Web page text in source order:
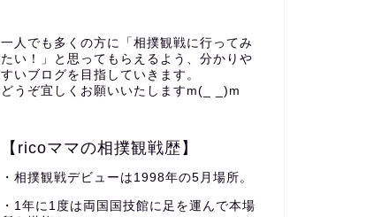
一人でも多くの方に「相撲観戦に行ってみ
たい！」と思ってもらえるよう、分かりや
すいブログを目指していきます。
どうぞ宜しくお願いいたしますm(_ _)m
【ricoママの相撲観戦歴】
・相撲観戦デビューは1998年の5月場所。
・1年に1度は両国国技館に足を運んで本場